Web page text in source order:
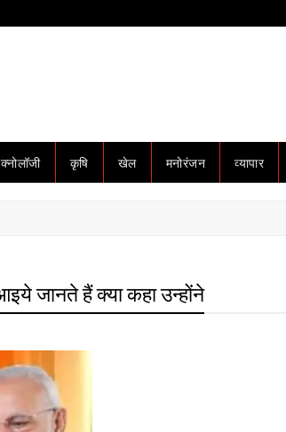
कृषि खेल मनोरंजन व्यापार
जानते हैं क्या कहा उन्होंने